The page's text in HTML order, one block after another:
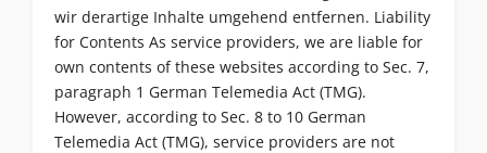
wir derartige Inhalte umgehend entfernen. Liability
for Contents As service providers, we are liable for
own contents of these websites according to Sec. 7,
paragraph 1 German Telemedia Act (TMG).
However, according to Sec. 8 to 10 German
Telemedia Act (TMG), service providers are not